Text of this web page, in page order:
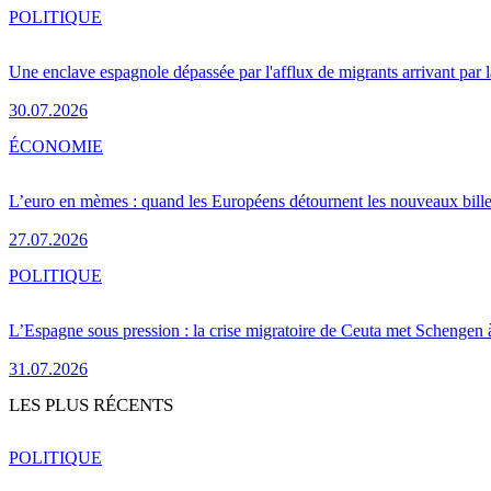
Une enclave espagnole dépassée par l'afflux de migrants arrivant par
30.07.2026
POLITIQUE
L’euro en mèmes : quand les Européens détournent les nouveaux
27.07.2026
ÉCONOMIE
L’Espagne sous pression : la crise migratoire de Ceuta met Schengen
31.07.2026
POLITIQUE
LES PLUS RÉCENTS
POLITIQUE